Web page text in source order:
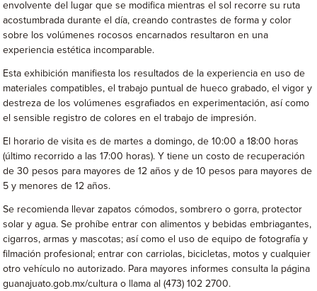
envolvente del lugar que se modifica mientras el sol recorre su ruta
acostumbrada durante el día, creando contrastes de forma y color
sobre los volúmenes rocosos encarnados resultaron en una
experiencia estética incomparable.
Esta exhibición manifiesta los resultados de la experiencia en uso de
materiales compatibles, el trabajo puntual de hueco grabado, el vigor y
destreza de los volúmenes esgrafiados en experimentación, así como
el sensible registro de colores en el trabajo de impresión.
El horario de visita es de martes a domingo, de 10:00 a 18:00 horas
(último recorrido a las 17:00 horas). Y tiene un costo de recuperación
de 30 pesos para mayores de 12 años y de 10 pesos para mayores de
5 y menores de 12 años.
Se recomienda llevar zapatos cómodos, sombrero o gorra, protector
solar y agua. Se prohíbe entrar con alimentos y bebidas embriagantes,
cigarros, armas y mascotas; así como el uso de equipo de fotografía y
filmación profesional; entrar con carriolas, bicicletas, motos y cualquier
otro vehículo no autorizado. Para mayores informes consulta la página
guanajuato.gob.mx/cultura o llama al (473) 102 2700.